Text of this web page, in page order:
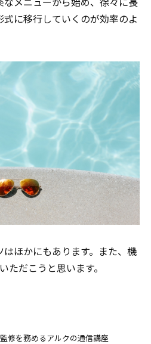
に移行していくのが効率のよ
ほかにもあります。また、機
ただこうと思います。
修を務めるアルクの通信講座